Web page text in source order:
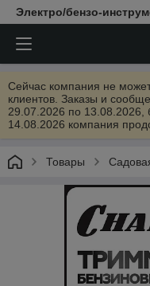
Электро/бензо-
Сейчас компания не
клиентов. Заказы и
29.07.2026 по 13.08.2026,
14.08.2026 компания
Товары